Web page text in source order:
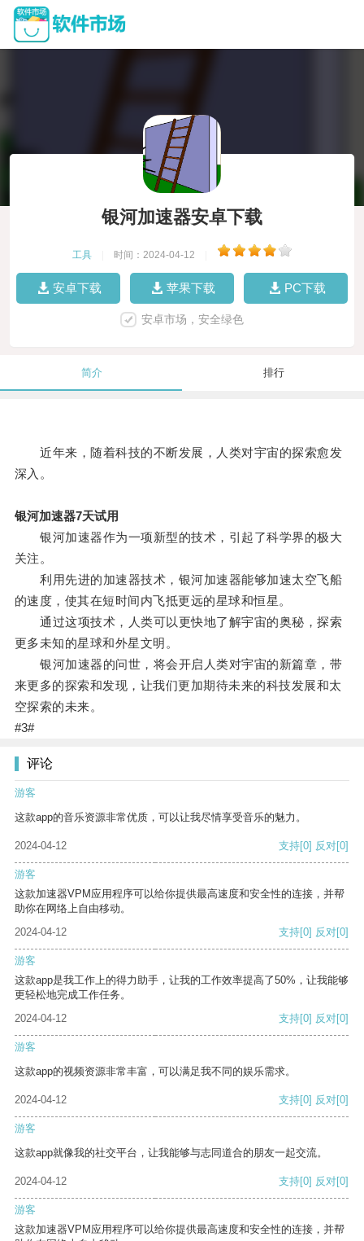
银河加速器安卓下载
工具 时间：2024-04-12
安卓下载 苹果下载 PC下载
安卓市场，安全绿色
简介 排行
近年来，随着科技的不断发展，人类对宇宙的探索愈发
深入。
银河加速器7天试用
银河加速器作为一项新型的技术，引起了科学界的极大
关注。
利用先进的加速器技术，银河加速器能够加速太空飞船
的速度，使其在短时间内飞抵更远的星球和恒星。
通过这项技术，人类可以更快地了解宇宙的奥秘，探索
更多未知的星球和外星文明。
银河加速器的问世，将会开启人类对宇宙的新篇章，带
来更多的探索和发现，让我们更加期待未来的科技发展和太
空探索的未来。
#3#
评论
游客
这款app的音乐资源非常优质，可以让我尽情享受音乐的魅力。
2024-04-12 支持[0] 反对[0]
游客
这款加速器VPM应用程序可以给你提供最高速度和安全性的连接，并帮
助你在网络上自由移动。
2024-04-12
支持[0] 反对[0]
游客
这款app是我工作上的得力助手，让我的工作效率提高了50%，让我能够
更轻松地完成工作任务。
2024-04-12
支持[0] 反对[0]
游客
这款app的视频资源非常丰富，可以满足我不同的娱乐需求。
2024-04-12 支持[0] 反对[0]
游客
这款app就像我的社交平台，让我能够与志同道合的朋友一起交流。
2024-04-12 支持[0] 反对[0]
游客
这款加速器VPM应用程序可以给你提供最高速度和安全性的连接，并帮